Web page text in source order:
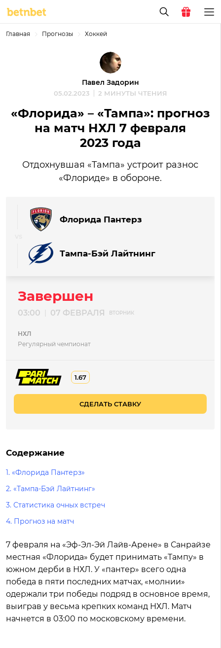
Главная Прогнозы Хоккей
Павел Задорин
05.02.2023 2 МИНУТЫ ЧТЕНИЯ
«Флорида» – «Тампа»: прогноз
на матч НХЛ 7 февраля
2023 года
Отдохнувшая «Тампа» устроит разнос
«Флориде» в обороне.
Флорида Пантерз
Тампа-Бэй Лайтнинг
Завершен
03:00 07 ФЕВРАЛЯ ВТОРНИК
НХЛ
Регулярный чемпионат
1.67
СДЕЛАТЬ СТАВКУ
Содержание
1. «Флорида Пантерз»
2. «Тампа-Бэй Лайтнинг»
3. Статистика очных встреч
4. Прогноз на матч
7 февраля на «Эф-Эл-Эй Лайв-Арене» в Санрайзе
местная «Флорида» будет принимать «Тампу» в
южном дерби в НХЛ. У «пантер» всего одна
победа в пяти последних матчах, «молнии»
одержали три победы подряд в основное время,
выиграв у весьма крепких команд НХЛ. Матч
начнется в 03:00 по московскому времени.